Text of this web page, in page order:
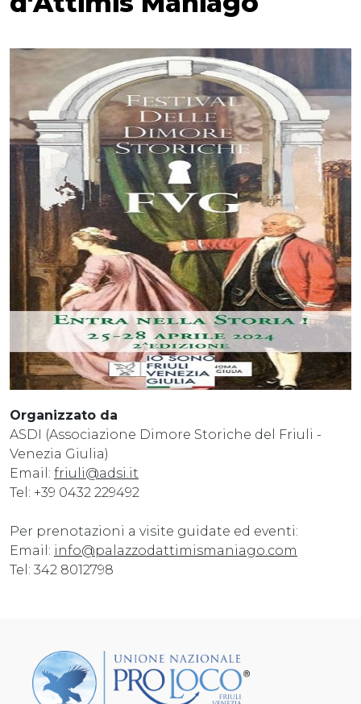
Organizzato da
ASDI (Associazione Dimore Storiche del Friuli -
Venezia Giulia)
Email: friuli@adsi.it
Tel: +39 0432 229492
Per prenotazioni a visite guidate ed eventi:
Email: info@palazzodattimismaniago.com
Tel: 342 8012798